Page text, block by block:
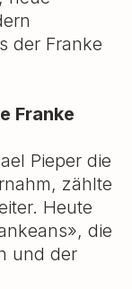
der Franke
Franke
Pieper die
zählte
Heute
die
und der